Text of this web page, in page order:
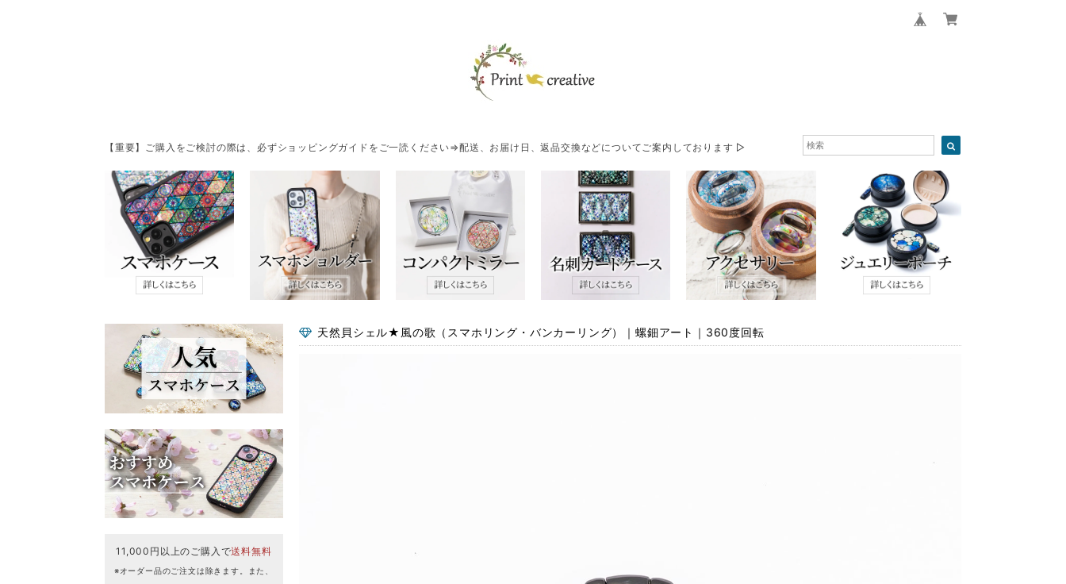
【重要】ご購入をご検討の際は、必ずショッピングガイドをご一読ください⇒配送、お届け日、返品交換などについてご案内しております ▷
11,000円以上のご購入で送料無料
※オーダー品のご注文は除きます。また、
天然貝シェル★風の歌（スマホリング・バンカーリング）｜螺鈿アート｜360度回転